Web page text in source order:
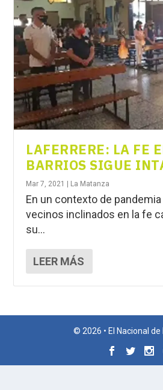
LAFERRERE: LA FE
BARRIOS SIGUE
Mar 7, 2021 | La Matanza
En un contexto de
vecinos inclinados en la fe
su...
LEER MÁS
© 2026 • El Nacional